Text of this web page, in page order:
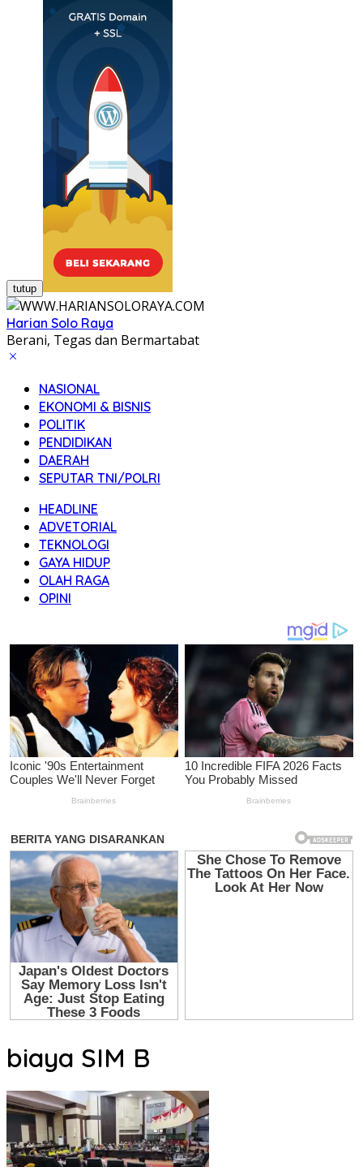
tutup
Harian Solo Raya
Berani, Tegas dan Bermartabat
NASIONAL
EKONOMI & BISNIS
POLITIK
PENDIDIKAN
DAERAH
SEPUTAR TNI/POLRI
HEADLINE
ADVETORIAL
TEKNOLOGI
GAYA HIDUP
OLAH RAGA
OPINI
biaya SIM B